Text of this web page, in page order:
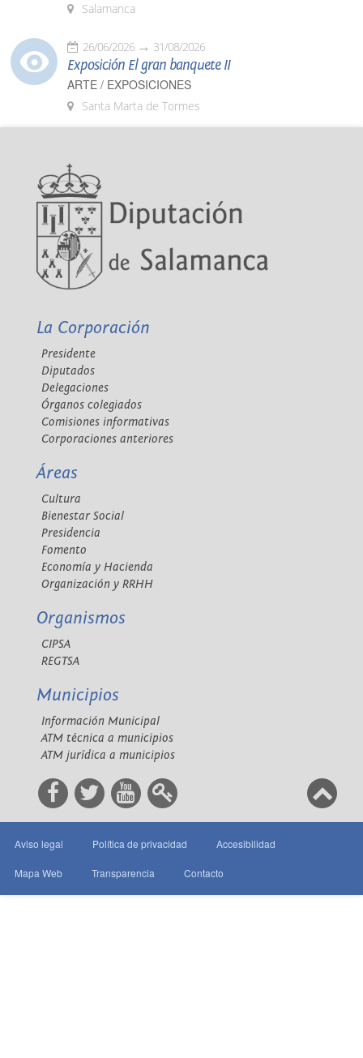
Salamanca
26/06/2026 31/08/2026
Exposición El gran banquete II
ARTE / EXPOSICIONES
Santa Marta de Tormes
La Corporación
Presidente
Diputados
Delegaciones
Órganos colegiados
Comisiones informativas
Corporaciones anteriores
Áreas
Cultura
Bienestar Social
Presidencia
Fomento
Economía y Hacienda
Organización y RRHH
Organismos
CIPSA
REGTSA
Municipios
Información Municipal
ATM técnica a municipios
ATM jurídica a municipios
Aviso legal Política de privacidad Accesibilidad
Mapa Web Transparencia Contacto